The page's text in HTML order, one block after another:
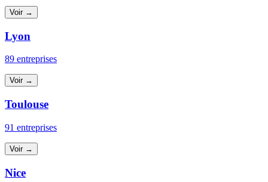
Voir →
Lyon
89 entreprises
Voir →
Toulouse
91 entreprises
Voir →
Nice